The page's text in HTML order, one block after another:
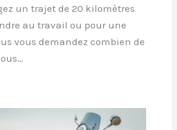
un trajet de 20 kilomètres
au travail ou pour une
vous demandez combien de